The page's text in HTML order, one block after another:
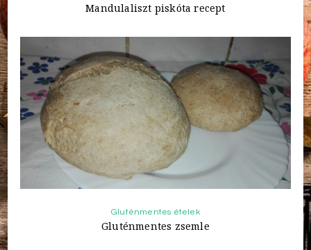
Mandulaliszt piskóta recept
Gluténmentes ételek
Gluténmentes zsemle